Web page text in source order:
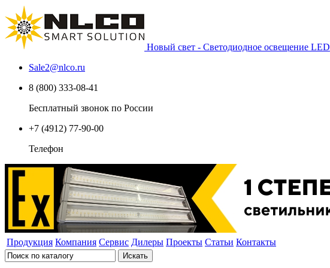
Новый свет - Светодиодное освещение LED
Sale2@nlco.ru
8 (800) 333-08-41
Бесплатный звонок по России
+7 (4912) 77-90-00
Телефон
Продукция Компания Сервис Дилеры Проекты Статьи Контакты